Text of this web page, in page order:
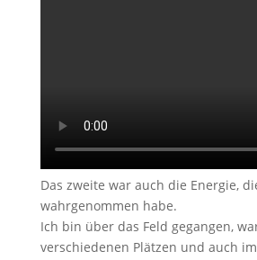
Das zweite war auch die Energie,
wahrgenommen habe.
Ich bin über das Feld gegangen,
verschiedenen Plätzen und auch